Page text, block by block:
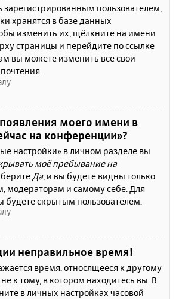
зарегистрированным пользователем,
хранятся в базе данных
изменить их, щёлкните на имени
страницы и перейдите по ссылке
вы можете изменить все свои
моего имени в
на конференции»?
настройки» в личном разделе вы
моё пребывание на
Да, и вы будете видны только
модераторам и самому себе. Для
будете скрытым пользователем.
неправильное время!
время, относящееся к другому
к тому, в котором находитесь вы. В
в личных настройках часовой